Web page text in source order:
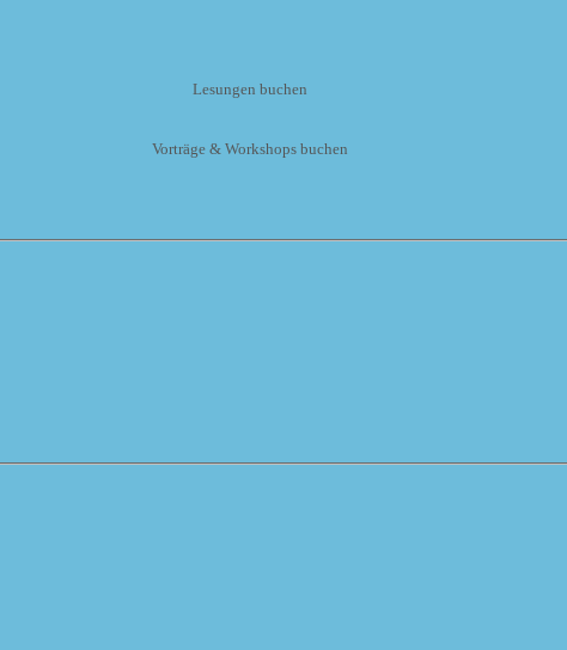
Lesungen buchen
Vorträge & Workshops buchen